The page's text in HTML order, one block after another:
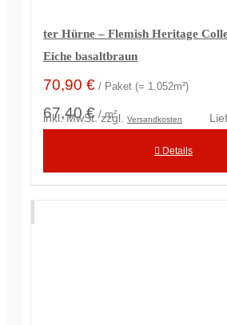
ter Hürne – Flemish Heritage
Eiche basaltbraun
70,90 € / Paket (= 1.052m²)
67,40 € / m²
inkl. MwSt. zzgl. Versandkosten
Details